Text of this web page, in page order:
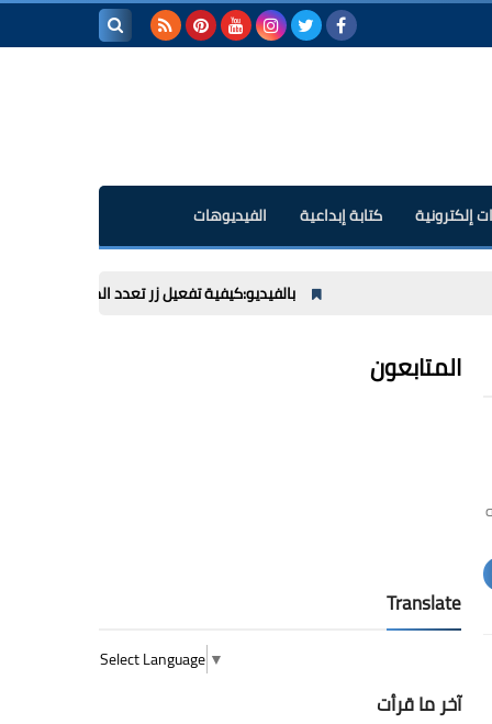
إلكترونية كتابة إبداعية الفيديوهات
بالفيديو:كيفية تفعيل زر تعدد المهام Navigation ball بجهاز نوفا برو أونيكس
المتابعون
Translate
Select Language ▼
آخر ما قرأت